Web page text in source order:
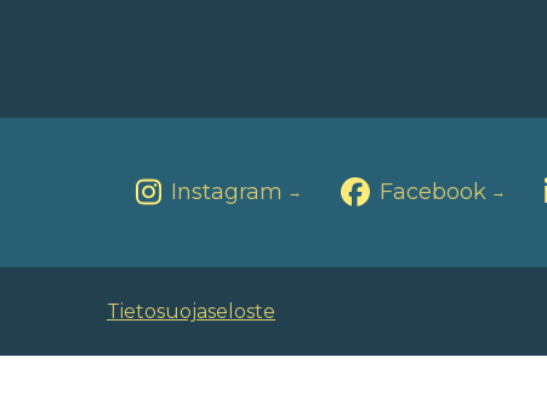
Instagram → Facebook →
Tietosuojaseloste